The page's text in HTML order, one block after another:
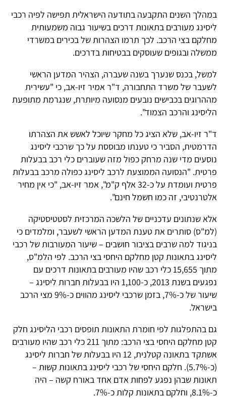
במהלך השנים התקבעה בתודעה הישראלית תפישה לפיה רכבי
ליסינג מעורבים בתאונות דרכים בשיעור גבוה משמעותית
מחלקם בצי הרכב. לכך תרמו הצהרות של בכירים במשרדי
ממשלה ובגופים שעוסקים בבטיחות בדרכים.
למשל, בכנס שנערך בשנה שעברה, הצהיר המדען הראשי
לשעבר של משרד התחבורה, ד"ר אמיר זיו-אב, כי "עשירית
מההרוגים בכבישים נובעים מנסועה מיותרת, שנגרמת מתופעת
הליסינג והרכב הצמוד".
ד"ר זיו-אב, שלא הציג כל מחקר שיוכל לאשש את הצהרתו
הדרמטית, הסביר כי טענתו מבוססת על כך שרכבי ליסינג
נוסעים מדי שנה מרחק כפול מזה שעוברים כלי רכב בבעלות
פרטית. "הנסועה הממוצעת לרכב ליסינג כפולה מרכב בבעלות
פרטית ועומדת על כ-32 אלף ק"מ", אמר זיו-אב, "כי אין מחיר
אלטרנטיבי, זה כמו חשמל חינם".
אלא שנתונים עדכניים של הלשכה המרכזית לסטטיסטיקה
(למ"ס) סותרים את טענת המדען הראשי לשעבר, ומלמדים כי
בניגוד למה שרבים בציבור חושבים – שיעור המעורבות של רכבי
ליסינג בתאונות קטן מחלקם היחסי בצי הרכב. לפי הלמ"ס,
מתוך 15,655 כלי רכב שהיו מעורבים בתאונות דרכים עם
נפגעים בשנת 2013, כ-1,100 היו בבעלות חברות ליסינג –
שיעור של כ-7%, בזמן שרכבי ליסינג מהווים כ-9% מצי הרכב
בישראל.
גם בהתפלגות לפי חומרת התאונות תופסים רכבי הליסינג חלק
קטן מחלקם היחסי בצי הרכב: מתוך 211 כלי רכב שהיו מעורבים
אשתקד בתאונה קטלנית, 12 היו בבעלות של חברות ליסינג
(כ-5.7%). חלקם היחסי של רכבי ליסינג בתאונות קשות –
תאונות שבהן נפגע לפחות אדם אחד באורח קשה – היה
כ-8.1%, וחלקם בתאונות קלות כ-7%.